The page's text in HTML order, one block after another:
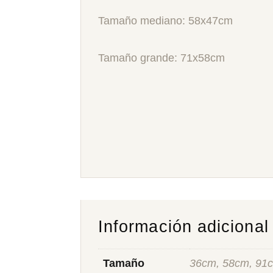
Tamaño mediano: 58x47cm
Tamaño grande: 71x58cm
Información adicional
Tamaño 36cm, 58cm,